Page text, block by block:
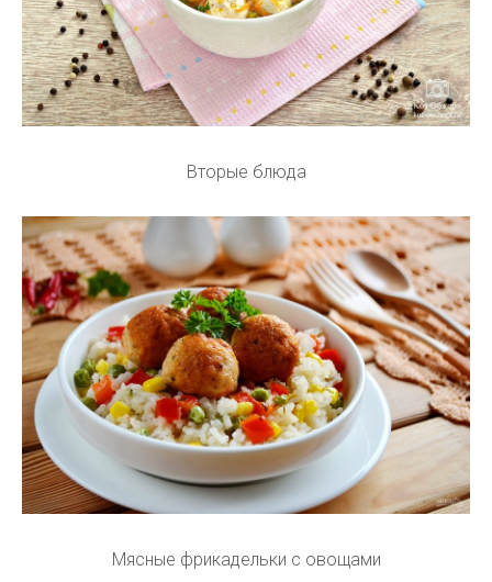
Вторые блюда
Мясные фрикадельки с овощами